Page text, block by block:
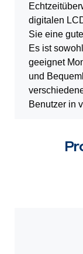
digitalen
Sie eine
Es ist
geeignet
und
Benutzer in